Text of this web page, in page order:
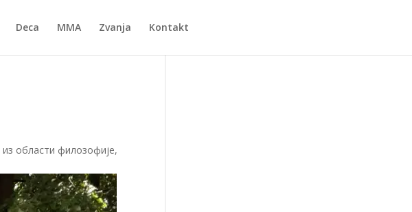
Deca MMA Zvanja Kontakt
из области филозофије,